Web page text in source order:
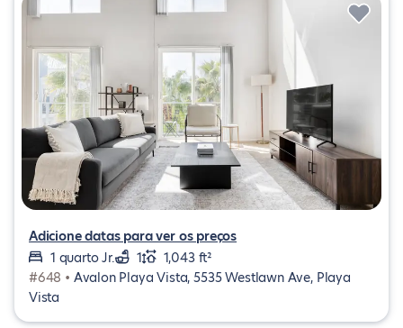
Adicione datas para ver os preços
1 quarto Jr.
1
1,043 ft²
#648 • Avalon Playa Vista, 5535 Westlawn Ave, Playa
Vista